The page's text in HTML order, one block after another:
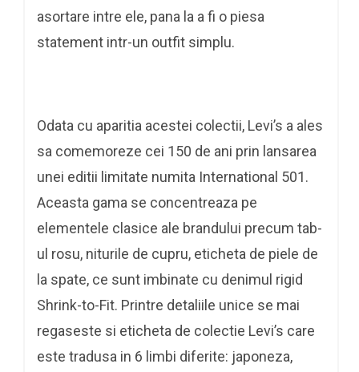
asortare intre ele, pana la a fi o piesa
statement intr-un outfit simplu.
Odata cu aparitia acestei colectii, Levi’s a ales
sa comemoreze cei 150 de ani prin lansarea
unei editii limitate numita International 501.
Aceasta gama se concentreaza pe
elementele clasice ale brandului precum tab-
ul rosu, niturile de cupru, eticheta de piele de
la spate, ce sunt imbinate cu denimul rigid
Shrink-to-Fit. Printre detaliile unice se mai
regaseste si eticheta de colectie Levi’s care
este tradusa in 6 limbi diferite: japoneza,